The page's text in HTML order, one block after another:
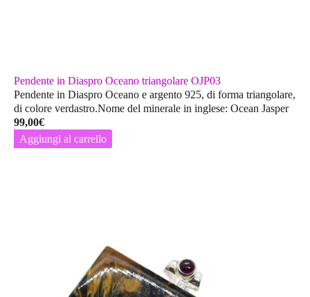
Pendente in Diaspro Oceano triangolare OJP03
Pendente in Diaspro Oceano e argento 925, di forma triangolare,
di colore verdastro.Nome del minerale in inglese: Ocean Jasper
99,00€
Aggiungi al carrello